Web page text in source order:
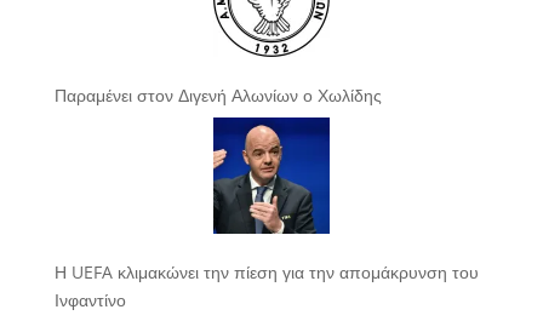
Παραμένει στον Διγενή Αλωνίων ο Χωλίδης
Η UEFA κλιμακώνει την πίεση για την απομάκρυνση του
Ινφαντίνο